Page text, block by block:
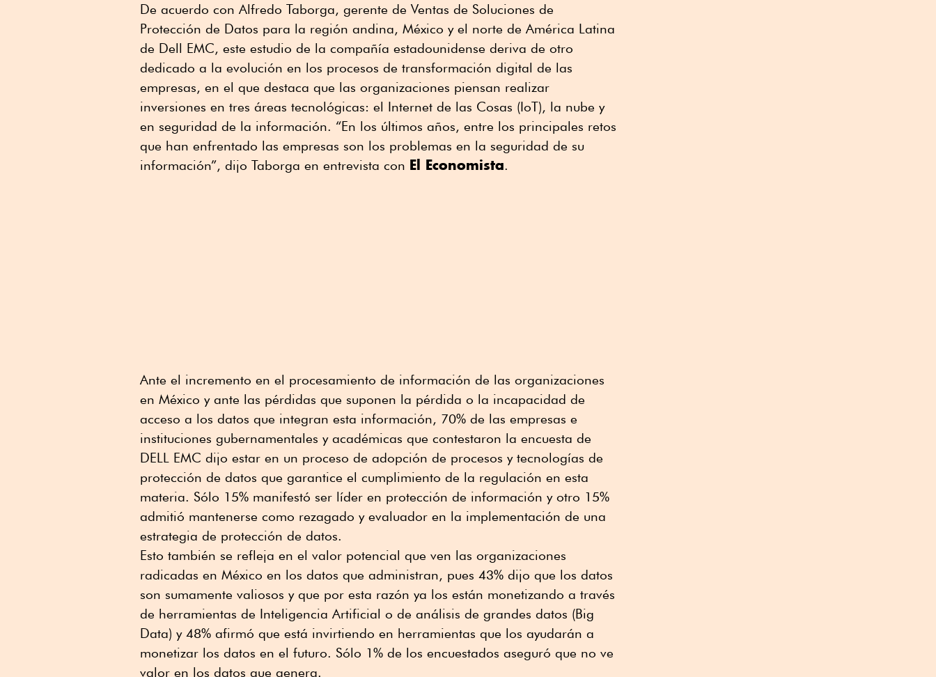
De acuerdo con Alfredo Taborga, gerente de Ventas de Soluciones de
Protección de Datos para la región andina, México y el norte de América Latina
de Dell EMC, este estudio de la compañía estadounidense deriva de otro
dedicado a la evolución en los procesos de transformación digital de las
empresas, en el que destaca que las organizaciones piensan realizar
inversiones en tres áreas tecnológicas: el Internet de las Cosas (IoT), la nube y
en seguridad de la información. “En los últimos años, entre los principales retos
que han enfrentado las empresas son los problemas en la seguridad de su
información”, dijo Taborga en entrevista con El Economista.
Ante el incremento en el procesamiento de información de las organizaciones
en México y ante las pérdidas que suponen la pérdida o la incapacidad de
acceso a los datos que integran esta información, 70% de las empresas e
instituciones gubernamentales y académicas que contestaron la encuesta de
DELL EMC dijo estar en un proceso de adopción de procesos y tecnologías de
protección de datos que garantice el cumplimiento de la regulación en esta
materia. Sólo 15% manifestó ser líder en protección de información y otro 15%
admitió mantenerse como rezagado y evaluador en la implementación de una
estrategia de protección de datos.
Esto también se refleja en el valor potencial que ven las organizaciones
radicadas en México en los datos que administran, pues 43% dijo que los datos
son sumamente valiosos y que por esta razón ya los están monetizando a través
de herramientas de Inteligencia Artificial o de análisis de grandes datos (Big
Data) y 48% afirmó que está invirtiendo en herramientas que los ayudarán a
monetizar los datos en el futuro. Sólo 1% de los encuestados aseguró que no ve
valor en los datos que genera.